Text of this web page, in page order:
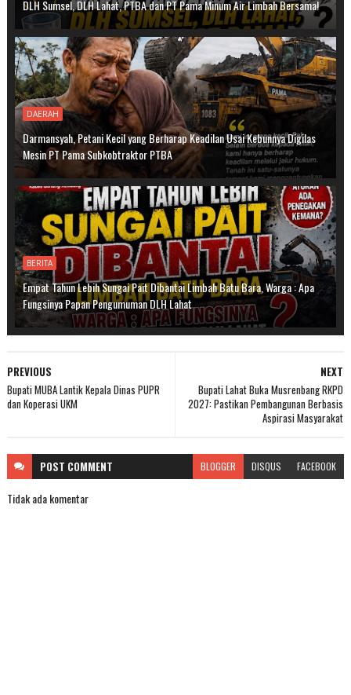
DLH Sumsel, DLH Lahat, PTBA dan PT Pama Minum Air Limbah Bersama!
DAERAH
Darmansyah, Petani Kecil yang Berharap Keadilan Usai Kebunnya Digilas
Mesin PT Pama Subkobtraktor PTBA
BERITA
Empat Tahun Lebih Sungai Pait Dibantai Limbah Batu Bara, Warga : Apa
Fungsinya Papan Pengumuman DLH Lahat
NEXT
Bupati Lahat Buka Musrenbang RKPD
2027: Pastikan Pembangunan Berbasis
Aspirasi Masyarakat
PREVIOUS
Bupati MUBA Lantik Kepala Dinas PUPR
dan Koperasi UKM
POST COMMENT BLOGGER DISQUS FACEBOOK
Tidak ada komentar